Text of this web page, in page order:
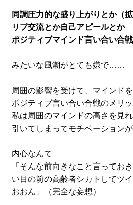
同調圧力的な盛り上がりとか（拡
リプ交流とか自己アピールとか
ポジティブマインド言い合い合戦
みたいな風潮がとても嫌で……
周囲の影響を受けて、マインド
ポジティブ言い合い合戦のメリ
私は周囲のマインドの高さを見
引いてしまってモチベーション
内心なんて
「そんな前向きなこと言ってお
い目の前の高齢者シカトしてツ
おおん」（完全な妄想）